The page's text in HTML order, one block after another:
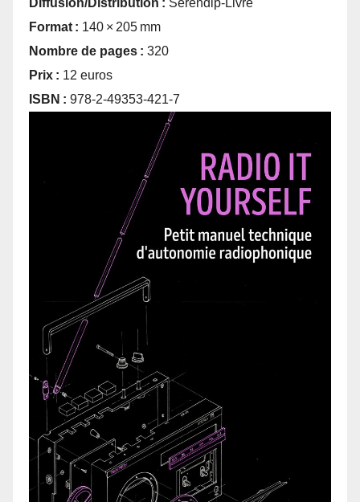
Diffusion/Distribution : Serendip-Livre
Format : 140 × 205 mm
Nombre de pages : 320
Prix : 12 euros
ISBN : 978-2-49353-421-7